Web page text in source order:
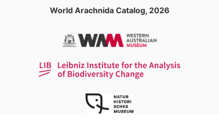
World Arachnida Catalog, 2026